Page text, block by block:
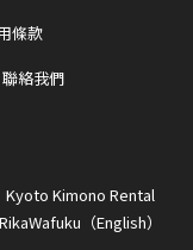
條款
聯絡我們
Kyoto Kimono Rental
RikaWafuku（English）